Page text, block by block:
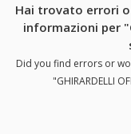
Hai trovato errori
informazioni per
Did you find errors or
"GHIRARDELLI